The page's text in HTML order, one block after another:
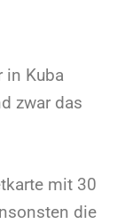
in Kuba
zwar das
mit 30
die